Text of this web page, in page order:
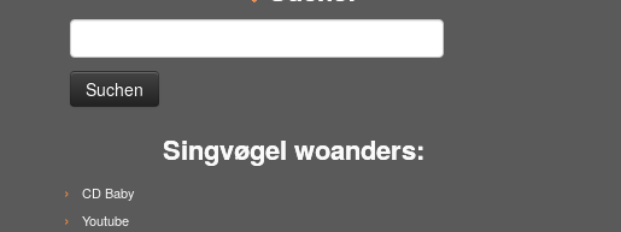
nach:
Singvøgel woanders:
CD Baby
Youtube